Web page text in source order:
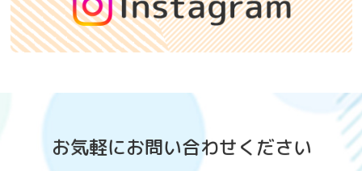
お気軽にお問い合わせください